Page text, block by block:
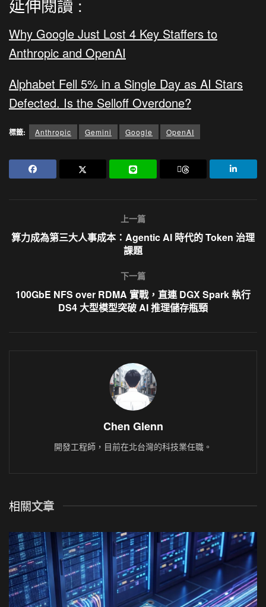
延伸閱讀 :
Why Google Just Lost 4 Key Staffers to
Anthropic and OpenAI
Alphabet Fell 5% in a Single Day as AI Stars
Defected. Is the Selloff Overdone?
標籤: Anthropic Gemini Google OpenAI
上一篇
算力成為第三大人事成本：Agentic AI 時代的 Token 治理
課題
下一篇
100GbE NFS over RDMA 實戰，直連 DGX Spark 執行
DS4 大型模型突破 AI 推理儲存瓶頸
Chen Glenn
開發工程師，目前在北台灣的科技業任職。
相關文章